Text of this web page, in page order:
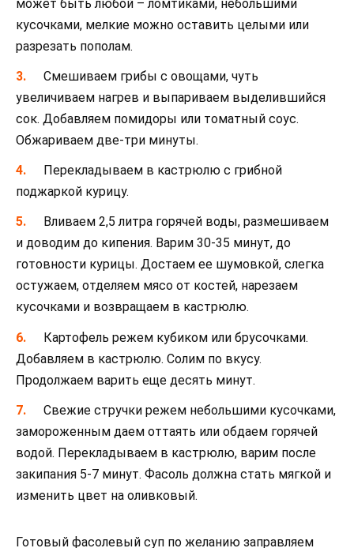
может быть любой – ломтиками, небольшими
кусочками, мелкие можно оставить целыми или
разрезать пополам.
Смешиваем грибы с овощами, чуть
увеличиваем нагрев и выпариваем выделившийся
сок. Добавляем помидоры или томатный соус.
Обжариваем две-три минуты.
Перекладываем в кастрюлю с грибной
поджаркой курицу.
Вливаем 2,5 литра горячей воды, размешиваем
и доводим до кипения. Варим 30-35 минут, до
готовности курицы. Достаем ее шумовкой, слегка
остужаем, отделяем мясо от костей, нарезаем
кусочками и возвращаем в кастрюлю.
Картофель режем кубиком или брусочками.
Добавляем в кастрюлю. Солим по вкусу.
Продолжаем варить еще десять минут.
Свежие стручки режем небольшими кусочками,
замороженным даем оттаять или обдаем горячей
водой. Перекладываем в кастрюлю, варим после
закипания 5-7 минут. Фасоль должна стать мягкой и
изменить цвет на оливковый.
Готовый фасолевый суп по желанию заправляем